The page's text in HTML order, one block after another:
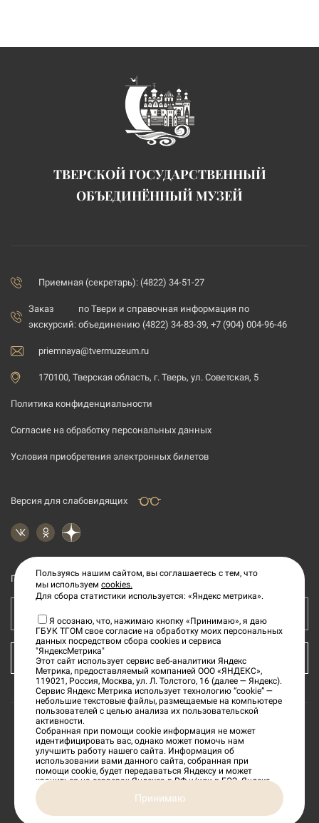
ТВЕРСКОЙ ГОСУДАРСТВЕННЫЙ
ОБЪЕДИНЁННЫЙ МУЗЕЙ
Приемная (секретарь): (4822) 34-51-27
Заказ
экскурсий:
по Твери и справочная информация по
объединению (4822) 34-83-39, +7 (904) 004-96-46
priemnaya@tvermuzeum.ru
170100, Тверская область, г. Тверь, ул. Советская, 5
Политика конфиденциальности
Согласие на обработку персональных данных
Условия приобретения электронных билетов
Версия для слабовидящих
Подпишитесь на рассылку новостей
Ваш e-mail адрес
КУПИТЬ БИЛЕТ
2026«Тверской государственный объединенный
музей»
Сделано в
Пользуясь нашим сайтом, вы соглашаетесь с тем, что
мы используем cookies.
Для сбора статистики используется: «Яндекс метрика».
Я осознаю, что, нажимаю кнопку «Принимаю», я даю
ГБУК ТГОМ свое согласие на обработку моих персональных
данных посредством сбора cookies и сервиса
"ЯндексМетрика"
Этот сайт использует сервис веб-аналитики Яндекс
Метрика, предоставляемый компанией ООО «ЯНДЕКС»,
119021, Россия, Москва, ул. Л. Толстого, 16 (далее — Яндекс).
Сервис Яндекс Метрика использует технологию “cookie” —
небольшие текстовые файлы, размещаемые на компьютере
пользователей с целью анализа их пользовательской
активности.
Собранная при помощи cookie информация не может
идентифицировать вас, однако может помочь нам
улучшить работу нашего сайта. Информация об
использовании вами данного сайта, собранная при
помощи cookie, будет передаваться Яндексу и может
храниться на серверах Яндекса в РФ и/или в ЕЭЗ. Яндекс
будет обрабатывать эту информацию в интересах
владельца сайта, в частности, для оценки использования
вами сайта, составления отчетов об активности на сайте.
Принимаю